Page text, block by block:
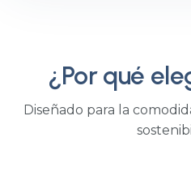
¿Por qué
Diseñado para la